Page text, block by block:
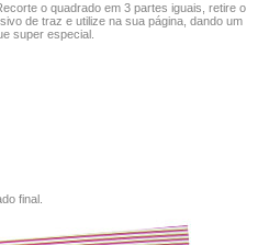
o quadrado em 3 partes iguais, retire o
de traz e utilize na sua página, dando um
super especial.
final.